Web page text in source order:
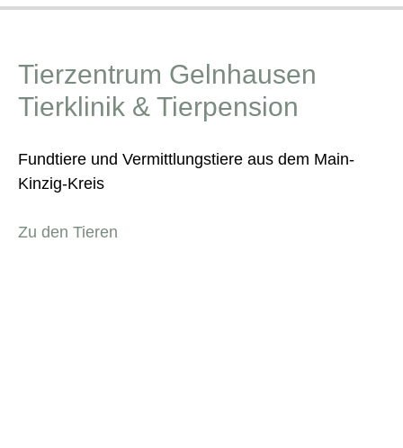
Tierzentrum Gelnhausen
Tierklinik & Tierpension
Fundtiere und Vermittlungstiere aus dem Main-
Kinzig-Kreis
Zu den Tieren